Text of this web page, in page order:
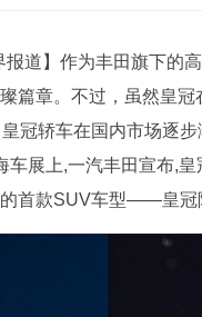
报道】作为丰田旗下的
篇章。不过，虽然皇
冠轿车在国内市场逐
车展上,一汽丰田宣布,
首款SUV车型——皇冠